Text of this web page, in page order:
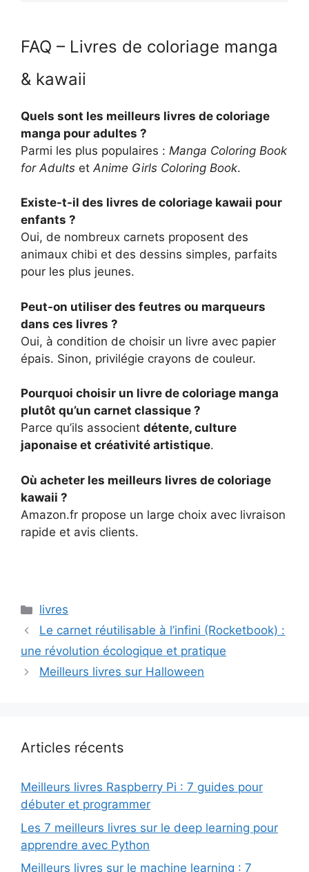
FAQ – Livres de coloriage manga
& kawaii
Quels sont les meilleurs livres de coloriage
manga pour adultes ?
Parmi les plus populaires : Manga Coloring Book
for Adults et Anime Girls Coloring Book.
Existe-t-il des livres de coloriage kawaii pour
enfants ?
Oui, de nombreux carnets proposent des
animaux chibi et des dessins simples, parfaits
pour les plus jeunes.
Peut-on utiliser des feutres ou marqueurs
dans ces livres ?
Oui, à condition de choisir un livre avec papier
épais. Sinon, privilégie crayons de couleur.
Pourquoi choisir un livre de coloriage manga
plutôt qu’un carnet classique ?
Parce qu’ils associent détente, culture
japonaise et créativité artistique.
Où acheter les meilleurs livres de coloriage
kawaii ?
Amazon.fr propose un large choix avec livraison
rapide et avis clients.
Catégories
livres
Le carnet réutilisable à l’infini (Rocketbook) :
une révolution écologique et pratique
Meilleurs livres sur Halloween
Articles récents
Meilleurs livres Raspberry Pi : 7 guides pour
débuter et programmer
Les 7 meilleurs livres sur le deep learning pour
apprendre avec Python
Meilleurs livres sur le machine learning : 7